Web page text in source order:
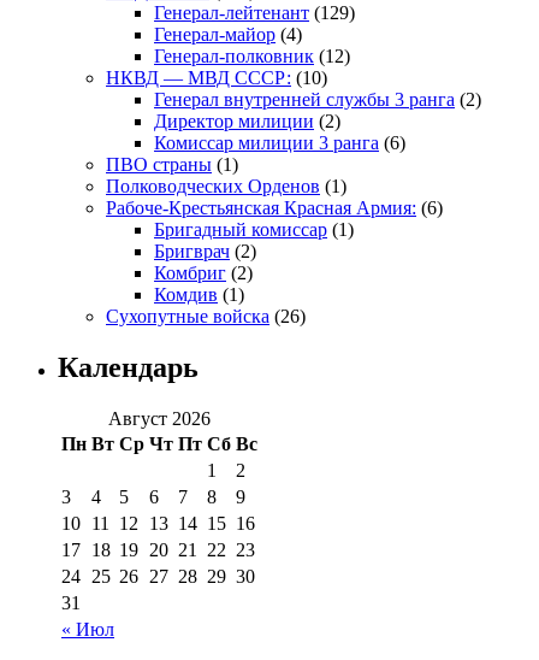
Генерал-лейтенант (129)
Генерал-майор (4)
Генерал-полковник (12)
НКВД — МВД СССР: (10)
Генерал внутренней службы 3 ранга (2)
Директор милиции (2)
Комиссар милиции 3 ранга (6)
ПВО страны (1)
Полководческих Орденов (1)
Рабоче-Крестьянская Красная Армия: (6)
Бригадный комиссар (1)
Бригврач (2)
Комбриг (2)
Комдив (1)
Сухопутные войска (26)
Календарь
Август 2026
Пн Вт Ср Чт Пт Сб Вс
« Июл
1
2
3
4 5 6 7 8
9
10 11 12 13 14 15 16
17 18 19 20 21 22 23
24 25 26 27 28 29 30
31